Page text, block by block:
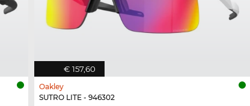
€ 157,60
Oakley
SUTRO LITE - 946302